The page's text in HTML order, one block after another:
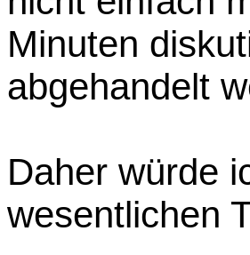
Minuten
abgehandelt
Daher würde
wesentlichen